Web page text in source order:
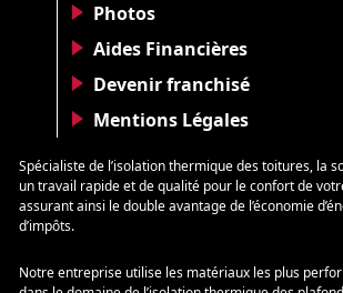
Photos
Aides Financières
Devenir franchisé
Mentions Légales
Spécialiste de l’isolation thermique des toitures, la
un travail rapide et de qualité pour le confort de
assurant ainsi le double avantage de l’économie
d’impôts.
Notre entreprise utilise les matériaux les plus